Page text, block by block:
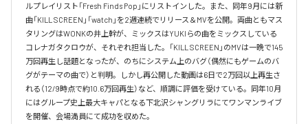
ルプレイリスト「Fresh Finds Pop」にリストインした。また、同年9月には新
曲「KILL SCREEN」「watch」を2週連続でリリース＆MVを公開。両曲ともマス
タリングはWONKの井上幹が、ミックスはYUKIらの曲をミックスしている
コレナガタクロウが、それぞれ担当した。「KILL SCREEN」のMVは一晩で145
万回再生し話題となったが、のちにシステム上のバグ（偶然にもゲームのバ
グがテーマの曲で）と判明。しかし再公開した動画は6日で2万回以上再生さ
れる（12/9時点で約10.6万回再生）など、順調に評価を受けている。同年10月
にはグループ史上最大キャパとなる下北沢シャングリラにてワンマンライブ
を開催、会場満員にて成功を収めた。